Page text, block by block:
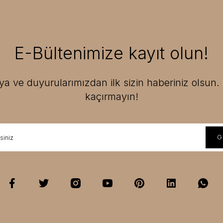
E-Bültenimize kayıt olun!
ve duyurularımızdan ilk sizin haberiniz olsun.
kaçırmayın!